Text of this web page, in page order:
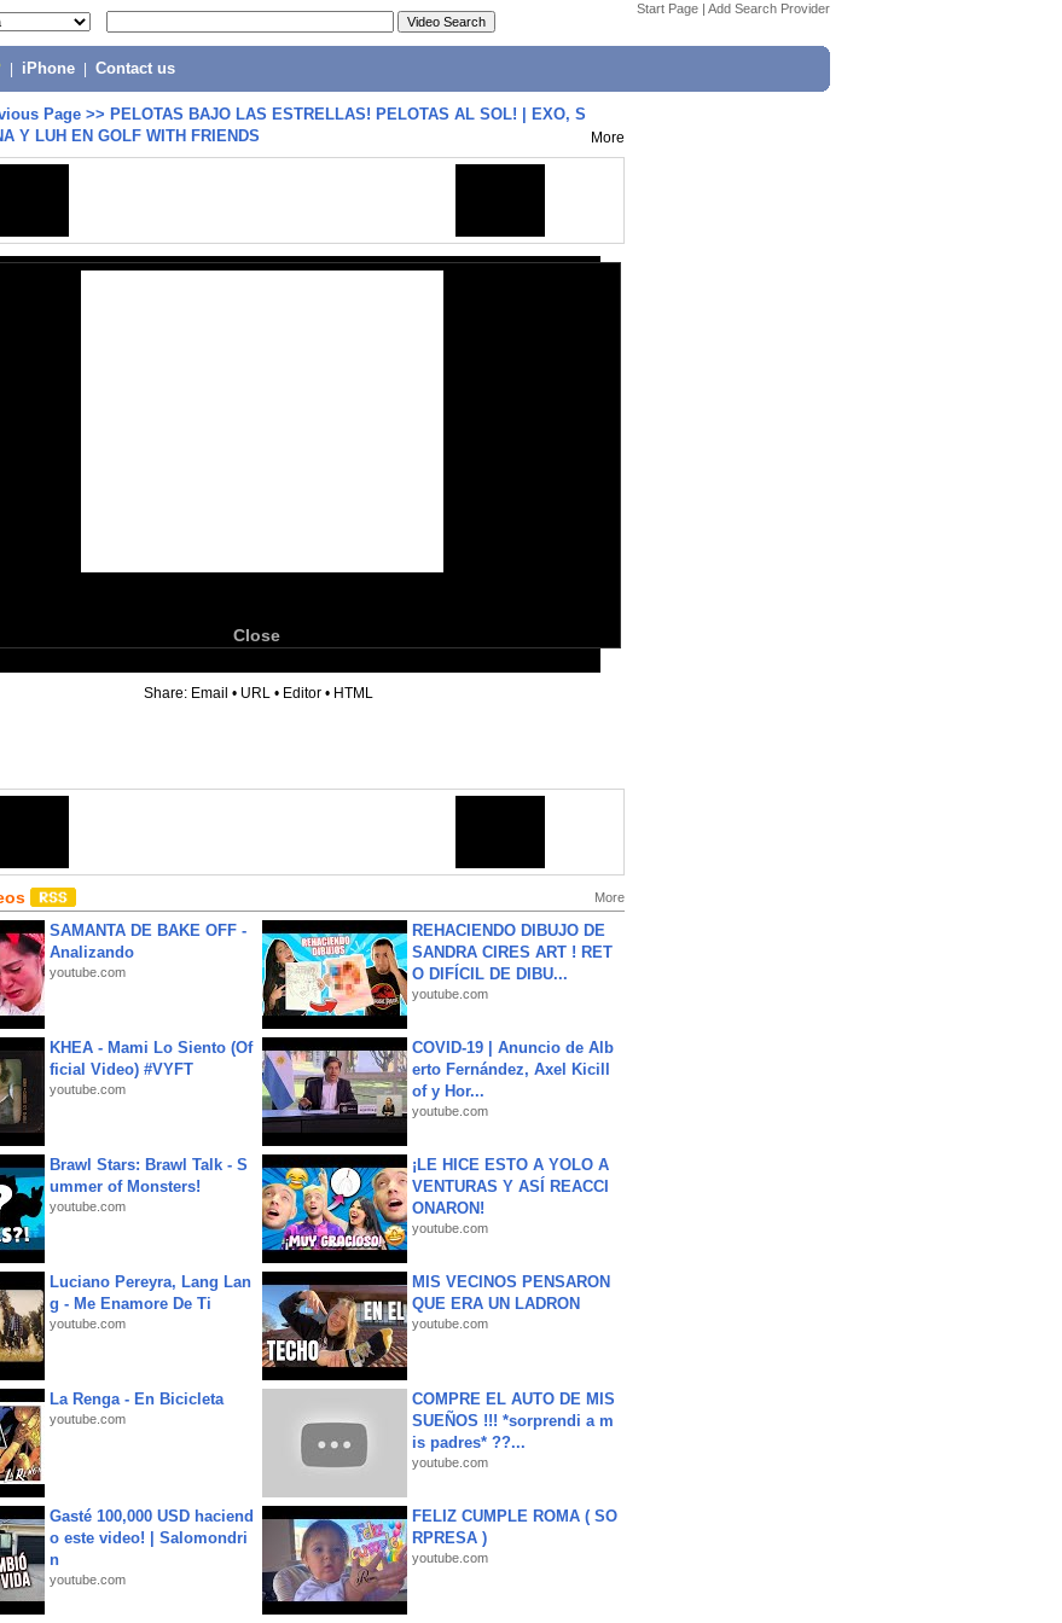
Start Page | Add Search Provider
iPhone Contact us
Page >> PELOTAS BAJO LAS ESTRELLAS! PELOTAS AL SOL! | EXO, S
Y LUH EN GOLF WITH FRIENDS
More
Close
Share: Email • URL • Editor • HTML
More
SAMANTA DE BAKE OFF -
Analizando
youtube.com
REHACIENDO DIBUJO DE
SANDRA CIRES ART ! RET
O DIFÍCIL DE DIBU...
youtube.com
KHEA - Mami Lo Siento (Of
ficial Video) #VYFT
youtube.com
COVID-19 | Anuncio de Alb
erto Fernández, Axel Kicill
of y Hor...
youtube.com
Brawl Stars: Brawl Talk - S
ummer of Monsters!
youtube.com
¡LE HICE ESTO A YOLO A
VENTURAS Y ASÍ REACCI
ONARON!
youtube.com
Luciano Pereyra, Lang Lan
g - Me Enamore De Ti
youtube.com
MIS VECINOS PENSARON
QUE ERA UN LADRON
youtube.com
La Renga - En Bicicleta
youtube.com
COMPRE EL AUTO DE MIS
SUEÑOS !!! *sorprendi a m
is padres* ??...
youtube.com
Gasté 100,000 USD haciend
o este video! | Salomondri
n
youtube.com
FELIZ CUMPLE ROMA ( SO
RPRESA )
youtube.com